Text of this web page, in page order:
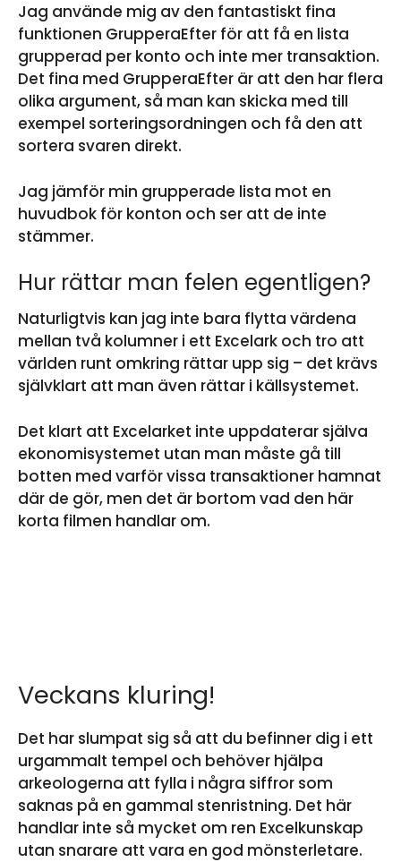
Jag använde mig av den fantastiskt fina
funktionen GrupperaEfter för att få en lista
grupperad per konto och inte mer transaktion.
Det fina med GrupperaEfter är att den har flera
olika argument, så man kan skicka med till
exempel sorteringsordningen och få den att
sortera svaren direkt.
Jag jämför min grupperade lista mot en
huvudbok för konton och ser att de inte
stämmer.
Hur rättar man felen egentligen?
Naturligtvis kan jag inte bara flytta värdena
mellan två kolumner i ett Excelark och tro att
världen runt omkring rättar upp sig – det krävs
självklart att man även rättar i källsystemet.
Det klart att Excelarket inte uppdaterar själva
ekonomisystemet utan man måste gå till
botten med varför vissa transaktioner hamnat
där de gör, men det är bortom vad den här
korta filmen handlar om.
Veckans kluring!
Det har slumpat sig så att du befinner dig i ett
urgammalt tempel och behöver hjälpa
arkeologerna att fylla i några siffror som
saknas på en gammal stenristning. Det här
handlar inte så mycket om ren Excelkunskap
utan snarare att vara en god mönsterletare.